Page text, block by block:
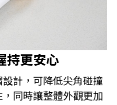
持更安心
計，可降低尖角碰撞
同時讓整體外觀更加